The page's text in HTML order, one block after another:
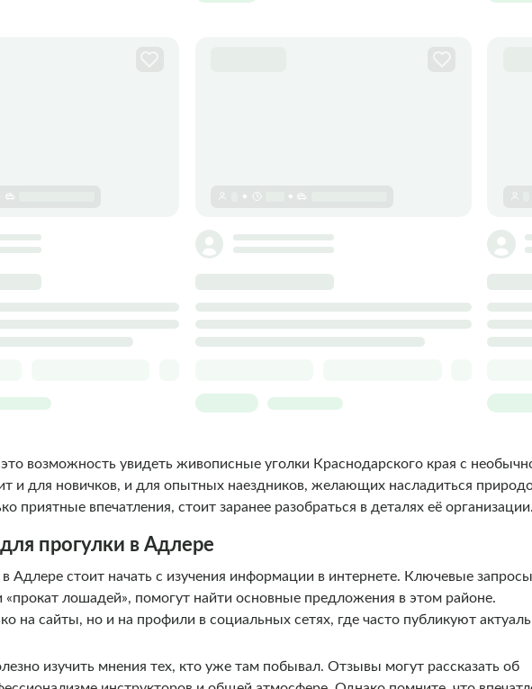
возможность увидеть живописные уголки Краснодарского края с
и для новичков, и для опытных наездников, желающих насладиться
приятные впечатления, стоит заранее разобраться в деталях её организации.
прогулки в Адлере
стоит начать с изучения информации в интернете. Ключевые
лошадей», помогут найти основные предложения в этом районе.
на сайты, но и на профили в социальных сетях, где часто публикуют
изучить мнения тех, кто уже там побывал. Отзывы могут рассказать об